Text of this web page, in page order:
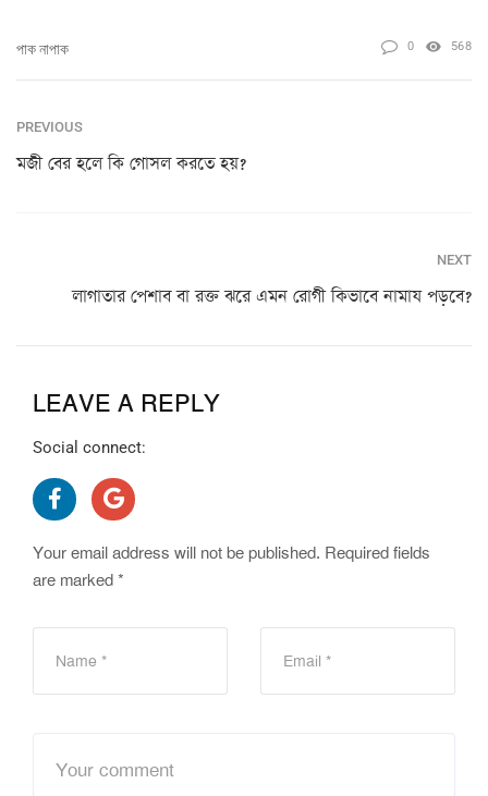
পাক নাপাক 0 568
PREVIOUS
মজী বের হলে কি গোসল করতে হয়?
NEXT
লাগাতার পেশাব বা রক্ত ঝরে এমন রোগী কিভাবে নামায পড়বে?
LEAVE A REPLY
Social connect:
Your email address will not be published. Required fields
are marked *